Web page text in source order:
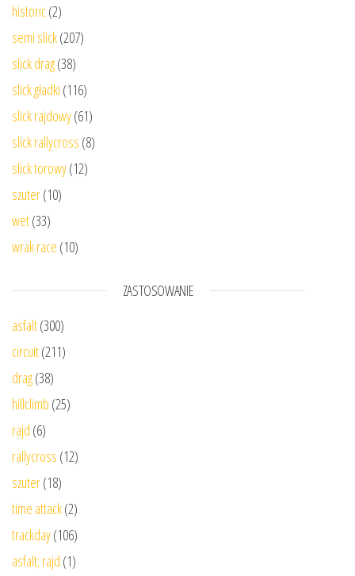
historic(2)
semi slick(207)
slick drag(38)
slick gładki (116)
slick rajdowy(61)
slick rallycross (8)
slick torowy(12)
szuter(10)
wet(33)
wrak race (10)
ZASTOSOWANIE
asfalt(300)
circuit(211)
drag(38)
hillclimb (25)
rajd (6)
rallycross (12)
szuter(18)
time attack(2)
trackday(106)
asfalt; rajd (1)